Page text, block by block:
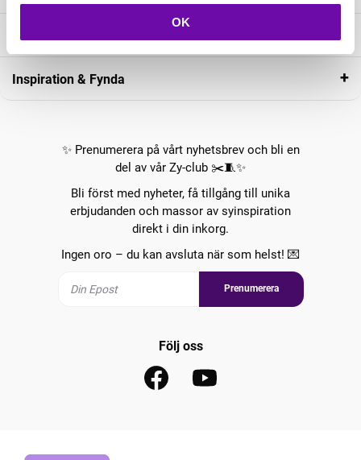
OK
Om ZannaZ
Inspiration & Fynda
✨ Prenumerera på vårt nyhetsbrev och bli en
del av vår Zy-club ✂️🧵✨
Bli först med nyheter, få tillgång till unika
erbjudanden och massor av syinspiration
direkt i din inkorg.
Ingen oro – du kan avsluta när som helst! 💌
Prenumerera
Följ oss